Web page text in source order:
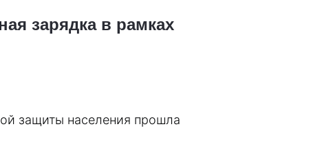
зарядка в рамках
защиты населения прошла